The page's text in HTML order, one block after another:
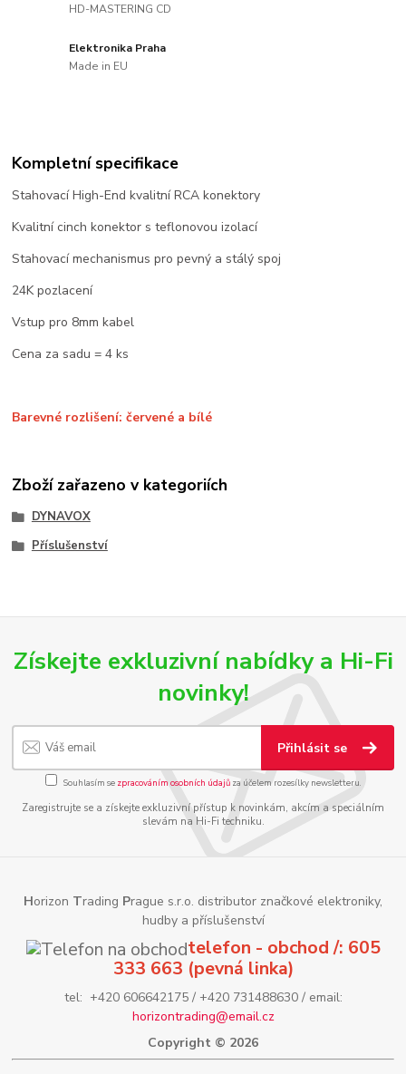
HD-MASTERING CD
Elektronika Praha
Made in EU
Kompletní specifikace
Stahovací High-End kvalitní RCA konektory
Kvalitní cinch konektor s teflonovou izolací
Stahovací mechanismus pro pevný a stálý spoj
24K pozlacení
Vstup pro 8mm kabel
Cena za sadu = 4 ks
Barevné rozlišení: červené a bílé
Zboží zařazeno v kategoriích
DYNAVOX
Příslušenství
Získejte exkluzivní nabídky a Hi-Fi
novinky!
Přihlásit se
Souhlasím se zpracováním osobních údajůza účelem rozesílky newsletteru.
Zaregistrujte se a získejte exkluzivní přístup k novinkám, akcím a speciálním
slevám na Hi-Fi techniku.
Horizon Trading Prague s.r.o. distributor značkové elektroniky,
hudby a příslušenství
telefon - obchod /: 605
333 663 (pevná linka)
tel: +420 606642175 / +420 731488630 / email:
horizontrading@email.cz
Copyright © 2026